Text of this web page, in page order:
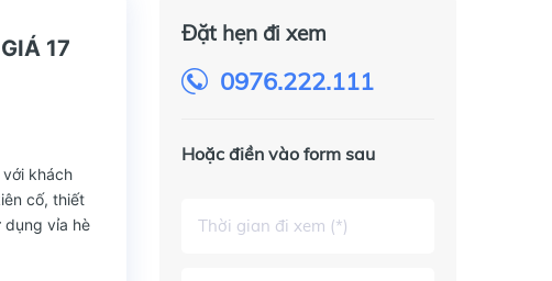
17
khách
cố, thiết
vỉa hè
Đặt hẹn đi xem
0976.222.111
Hoặc điền vào form sau